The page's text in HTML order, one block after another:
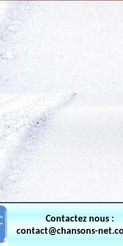
Contactez nous :
contact@chansons-